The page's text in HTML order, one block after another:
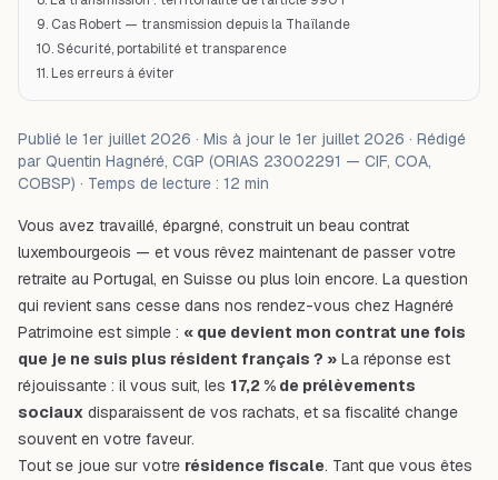
9. Cas Robert — transmission depuis la Thaïlande
10. Sécurité, portabilité et transparence
11. Les erreurs à éviter
Publié le 1er juillet 2026 · Mis à jour le 1er juillet 2026 · Rédigé
par Quentin Hagnéré, CGP (ORIAS 23002291 — CIF, COA,
COBSP) · Temps de lecture : 12 min
Vous avez travaillé, épargné, construit un beau contrat
luxembourgeois — et vous rêvez maintenant de passer votre
retraite au Portugal, en Suisse ou plus loin encore. La question
qui revient sans cesse dans nos rendez-vous chez Hagnéré
Patrimoine est simple : « que devient mon contrat une fois
que je ne suis plus résident français ? » La réponse est
réjouissante : il vous suit, les 17,2 % de prélèvements
sociaux disparaissent de vos rachats, et sa fiscalité change
souvent en votre faveur.
Tout se joue sur votre résidence fiscale. Tant que vous êtes